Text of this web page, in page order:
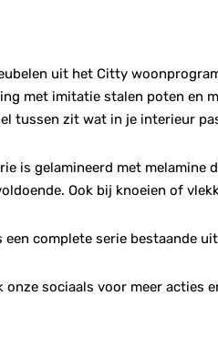
uit het Citty
met imitatie stalen poten en
tussen zit wat in je interieur
is gelamineerd met
Ook bij knoeien of
een complete serie bestaande
onze sociaals voor meer acties